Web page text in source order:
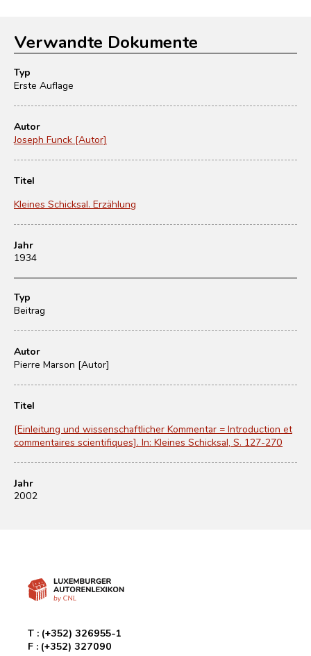
Verwandte Dokumente
Typ
Erste Auflage
Autor
Joseph Funck [Autor]
Titel
Kleines Schicksal. Erzählung
Jahr
1934
Typ
Beitrag
Autor
Pierre Marson [Autor]
Titel
[Einleitung und wissenschaftlicher Kommentar = Introduction et
commentaires scientifiques]. In: Kleines Schicksal, S. 127-270
Jahr
2002
T : (+352) 326955-1
F : (+352) 327090